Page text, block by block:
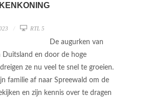
RTL 5
De augurken van
Duitsland en door de hoge
ze nu veel te snel te groeien.
familie af naar Spreewald om de
en zijn kennis over te dragen